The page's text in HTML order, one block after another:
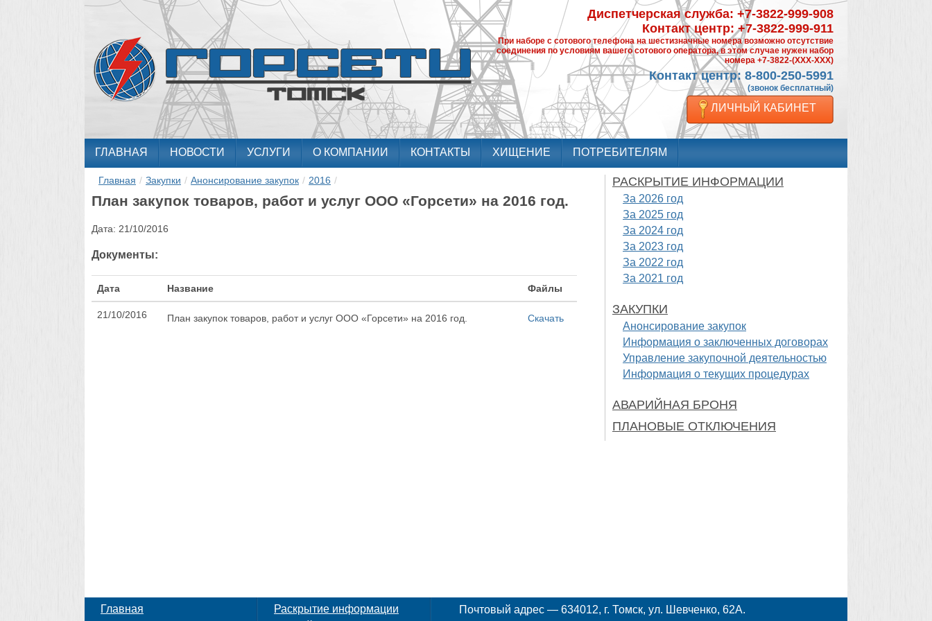
Диспетчерская служба: +7-3822-999-908
Контакт центр: +7-3822-999-911
При наборе с сотового телефона на шестизначные номера возможно отсутствие
соединения по условиям вашего сотового оператора, в этом случае нужен набор
номера +7-3822-(XXX-XXX)
Контакт центр: 8-800-250-5991
(звонок бесплатный)
ЛИЧНЫЙ КАБИНЕТ
ГЛАВНАЯ НОВОСТИ УСЛУГИ О КОМПАНИИ КОНТАКТЫ ХИЩЕНИЕ ПОТРЕБИТЕЛЯМ
Главная / Закупки / Анонсирование закупок / 2016 /
План закупок товаров, работ и услуг ООО «Горсети» на 2016 год.
Дата: 21/10/2016
Документы:
Дата Название Файлы
21/10/2016 План закупок товаров, работ и услуг ООО «Горсети» на 2016 год. Скачать
РАСКРЫТИЕ ИНФОРМАЦИИ
За 2026 год
За 2025 год
За 2024 год
За 2023 год
За 2022 год
За 2021 год
ЗАКУПКИ
Анонсирование закупок
Информация о заключенных договорах
Управление закупочной деятельностью
Информация о текущих процедурах
АВАРИЙНАЯ БРОНЯ
ПЛАНОВЫЕ ОТКЛЮЧЕНИЯ
Главная
Раскрытие информации
Почтовый адрес — 634012, г. Томск, ул. Шевченко, 62А.